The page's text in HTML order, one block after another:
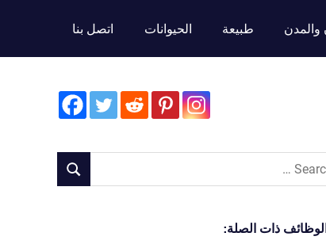
والمدن طبيعة الحيوانات اتصل بنا
SEARCH
ذات الصلة: